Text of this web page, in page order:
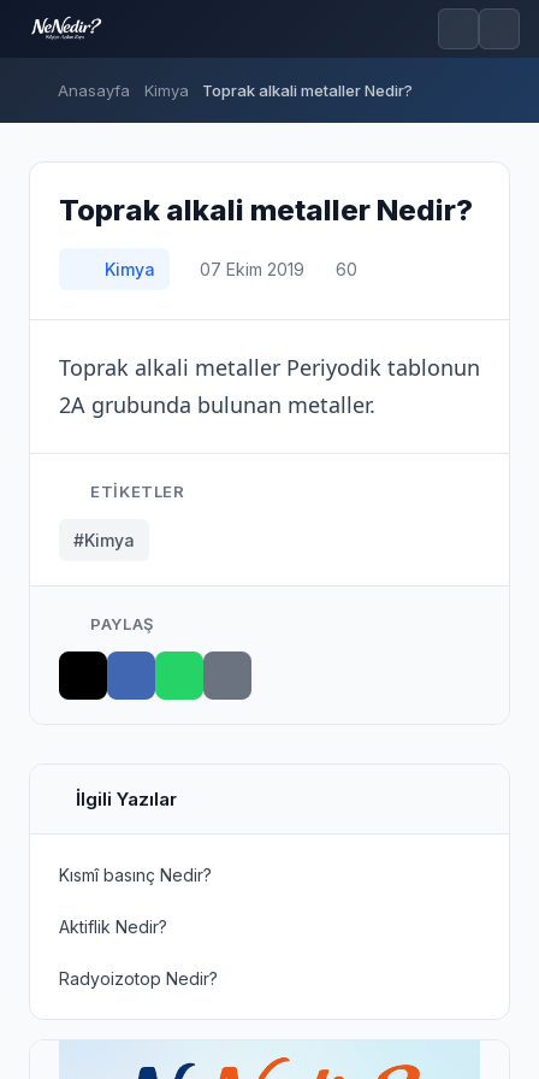
Anasayfa Kimya Toprak alkali metaller Nedir?
Toprak alkali metaller Nedir?
Kimya 07 Ekim 2019 60
Toprak alkali metaller Periyodik tablonun
2A grubunda bulunan metaller.
ETIKETLER
#Kimya
PAYLAŞ
İlgili Yazılar
Kısmî basınç Nedir?
Aktiflik Nedir?
Radyoizotop Nedir?